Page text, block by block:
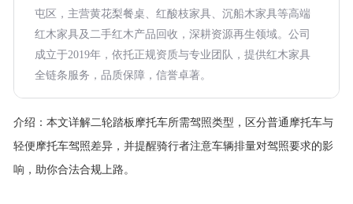
屯区，主营黄花梨餐桌、红酸枝家具、沉船木家具等高端
红木家具及二手红木产品回收，深耕资源再生领域。公司
成立于2019年，依托正规资质与专业团队，提供红木家具
全链条服务，品质保障，信誉卓著。
介绍： 本文详解二轮踏板摩托车所需驾照类型，区分普通摩托车与
轻便摩托车驾照差异，并提醒骑行者注意车辆排量对驾照要求的影
响，助你合法合规上路。